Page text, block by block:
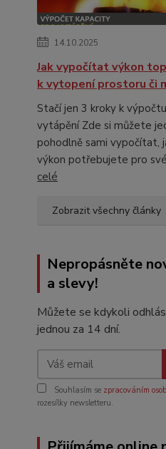
14.10.2025
Jak vypočítat výkon
k vytopení prostoru či
Stačí jen 3 kroky k
vytápění Zde si můžete
pohodlně sami vypočítat,
výkon potřebujete pro
celé
Zobrazit všechny články
Nepropásněte
a slevy!
Můžete se kdykoli
jednou za 14 dní.
Souhlasím se zpracováním
rozesílky newsletteru.